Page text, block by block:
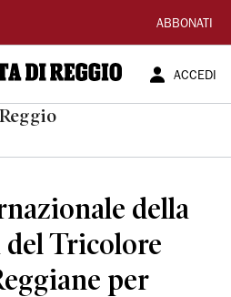
ABBONATI
ACCEDI
Reggio
della
del Tricolore
per